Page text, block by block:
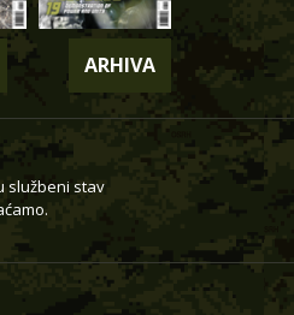
ARHIVA
službeni stav